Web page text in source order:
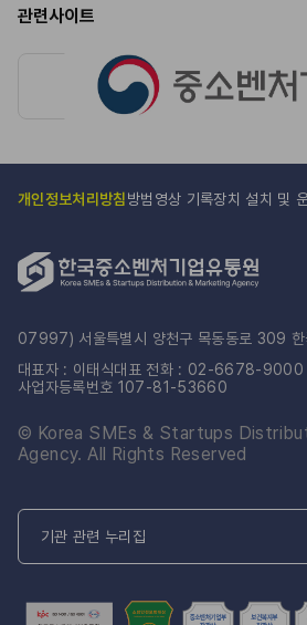
관련사이트
개인정보처리방침방범영상 기록장치 설치 및
07997) 서울특별시 양천구 목동동로 309 한
대표자 : 이태식대표 전화 : 02-6678-9000
사업자등록번호 107-81-53660
© Korea SMEs & Startups
Agency. All Rights Reserved